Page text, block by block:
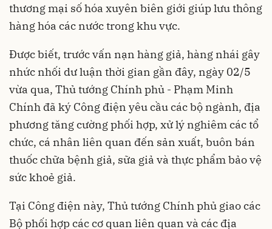
thương mại số hóa xuyên biên giới giúp lưu thông
hàng hóa các nước trong khu vực.
Được biết, trước vấn nạn hàng giả, hàng nhái gây
nhức nhối dư luận thời gian gần đây, ngày 02/5
vừa qua, Thủ tướng Chính phủ - Phạm Minh
Chính đã ký Công điện yêu cầu các bộ ngành, địa
phương tăng cường phối hợp, xử lý nghiêm các tổ
chức, cá nhân liên quan đến sản xuất, buôn bán
thuốc chữa bệnh giả, sữa giả và thực phẩm bảo vệ
sức khoẻ giả.
Tại Công điện này, Thủ tướng Chính phủ giao các
Bộ phối hợp các cơ quan liên quan và các địa